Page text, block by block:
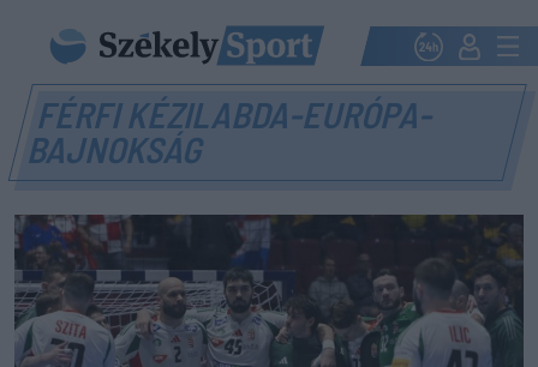
FÉRFI KÉZILABDA-EURÓPA-
BAJNOKSÁG